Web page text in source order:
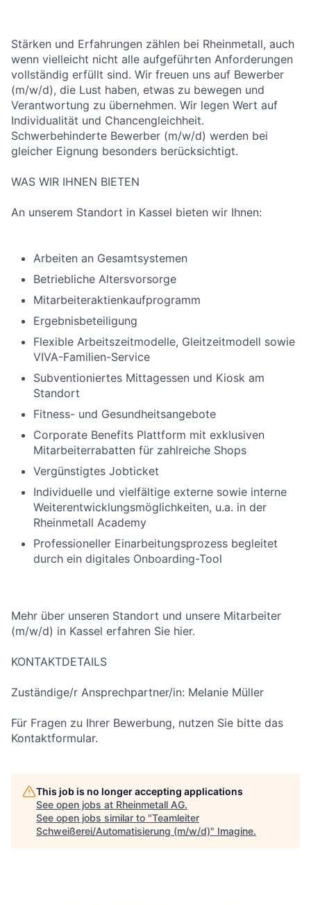
Stärken und Erfahrungen zählen bei Rheinmetall, auch
wenn vielleicht nicht alle aufgeführten Anforderungen
vollständig erfüllt sind. Wir freuen uns auf Bewerber
(m/w/d), die Lust haben, etwas zu bewegen und
Verantwortung zu übernehmen. Wir legen Wert auf
Individualität und Chancengleichheit.
Schwerbehinderte Bewerber (m/w/d) werden bei
gleicher Eignung besonders berücksichtigt.
WAS WIR IHNEN BIETEN
An unserem Standort in Kassel bieten wir Ihnen:
Arbeiten an Gesamtsystemen
Betriebliche Altersvorsorge
Mitarbeiteraktienkaufprogramm
Ergebnisbeteiligung
Flexible Arbeitszeitmodelle, Gleitzeitmodell sowie
VIVA-Familien-Service
Subventioniertes Mittagessen und Kiosk am
Standort
Fitness- und Gesundheitsangebote
Corporate Benefits Plattform mit exklusiven
Mitarbeiterrabatten für zahlreiche Shops
Vergünstigtes Jobticket
Individuelle und vielfältige externe sowie interne
Weiterentwicklungsmöglichkeiten, u.a. in der
Rheinmetall Academy
Professioneller Einarbeitungsprozess begleitet
durch ein digitales Onboarding-Tool
Mehr über unseren Standort und unsere Mitarbeiter
(m/w/d) in Kassel erfahren Sie hier.
KONTAKTDETAILS
Zuständige/r Ansprechpartner/in: Melanie Müller
Für Fragen zu Ihrer Bewerbung, nutzen Sie bitte das
Kontaktformular.
This job is no longer accepting applications
See open jobs at Rheinmetall AG.
See open jobs similar to "Teamleiter
Schweißerei/Automatisierung (m/w/d)" Imagine.